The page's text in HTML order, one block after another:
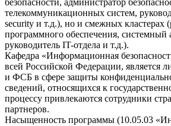
телекоммуникационных систем,
security и т.д.), но и смежных кластерах
программного обеспечения, системный
руководитель IT-отдела и т.д.).
Кафедра «Информационная
всей Российской Федерации, является
и ФСБ в сфере защиты
сведений, относящихся к
процессу привлекаются сотрудники
партнеров.
Насыщенность программы (10.05.03